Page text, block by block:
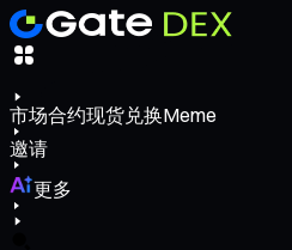
市场合约现货兑换Meme
邀请
更多